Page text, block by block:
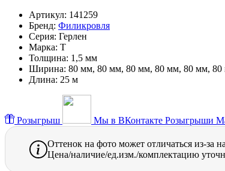
Артикул: 141259
Бренд: Филикровля
Серия: Герлен
Марка: Т
Толщина: 1,5 мм
Ширина: 80 мм, 80 мм, 80 мм, 80 мм, 80 мм,
Длина: 25 м
Розыгрыш Мы в ВКонтакте Розыгрыши
Оттенок на фото может отличаться из-за
Цена/наличие/ед.изм./комплектацию